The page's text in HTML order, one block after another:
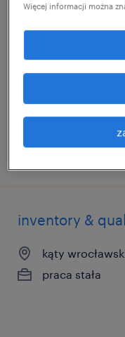
liderka/lider
pietrzykowice,
inventory &
kąty
praca stała
Więcej informacji można